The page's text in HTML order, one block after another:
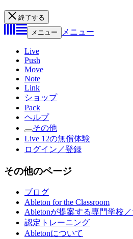
終了する
メニュー
メニュー
Live
Push
Move
Note
Link
ショップ
Pack
ヘルプ
その他
Live 12の無償体験
ログイン／登録
その他のページ
ブログ
Ableton for the Classroom
Abletonが提案する専門学校
認定トレーニング
Abletonについて